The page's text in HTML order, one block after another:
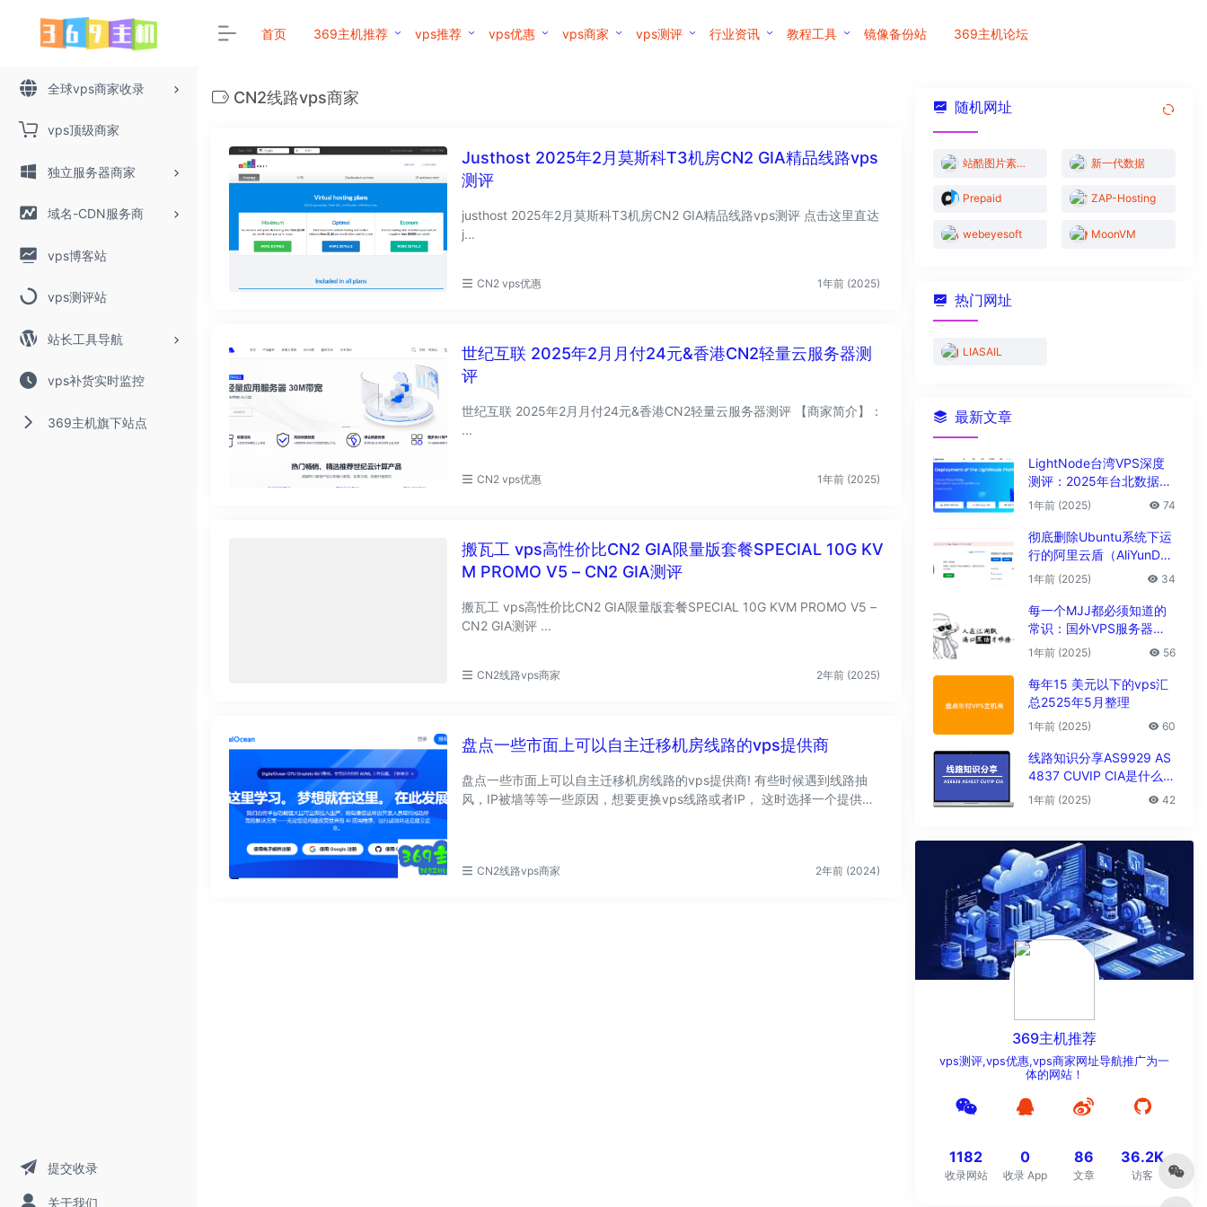
全球vps商家收录
vps顶级商家
独立服务器商家
域名-CDN服务商
vps博客站
vps测评站
站长工具导航
vps补货实时监控
369主机旗下站点
提交收录
关于我们
首页 369主机推荐 vps推荐 vps优惠 vps商家 vps测评 行业资讯 教程工具 镜像备份站 369主机论坛
CN2线路vps商家
Justhost 2025年2月莫斯科T3机房CN2 GIA精品线路vps
测评
justhost 2025年2月莫斯科T3机房CN2 GIA精品线路vps测评 点击这里直达
j...
CN2 vps优惠 1年前 (2025)
世纪互联 2025年2月月付24元&香港CN2轻量云服务器测
评
世纪互联 2025年2月月付24元&香港CN2轻量云服务器测评 【商家简介】：
...
CN2 vps优惠 1年前 (2025)
搬瓦工 vps高性价比CN2 GIA限量版套餐SPECIAL 10G KV
M PROMO V5 – CN2 GIA测评
搬瓦工 vps高性价比CN2 GIA限量版套餐SPECIAL 10G KVM PROMO V5 –
CN2 GIA测评 ...
CN2线路vps商家 2年前 (2025)
盘点一些市面上可以自主迁移机房线路的vps提供商
盘点一些市面上可以自主迁移机房线路的vps提供商! 有些时候遇到线路抽
风，IP被墙等等一些原因，想要更换vps线路或者IP， 这时选择一个提供自
CN2线路vps商家 2年前 (2024)
随机网址
站酷图片素材库 新一代数据
Prepaid ZAP-Hosting
webeyesoft MoonVM
热门网址
LIASAIL
最新文章
LightNode台湾VPS深度
测评：2025年台北数据中
心vps性能与解锁能力全解
1年前 (2025) 74
彻底删除Ubuntu系统下运
行的阿里云盾（AliYunDu
n/Aegis）
1年前 (2025) 34
每一个MJJ都必须知道的
常识：国外VPS服务器圈
子黑话大全
1年前 (2025) 56
每年15 美元以下的vps汇
总2525年5月整理
1年前 (2025) 60
线路知识分享AS9929 AS
4837 CUVIP CIA是什么线
路?
1年前 (2025) 42
369主机推荐
vps测评,vps优惠,vps商家网址导航推广为一
体的网站！
1182
收录网站
0
收录 App
86
文章
36.2K
访客